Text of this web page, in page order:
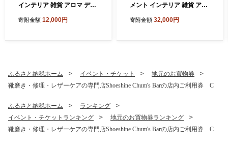
インテリア 雑貨 アロマ ディ
グランス 小鳥 置物 オブジェ
寄附金額 12,000円
メント インテリア 雑貨 アー
花 海 夏 マリンスタイル 木製
寄附金額 32,000円
ふるさと納税ホーム イベント・チケット
地元のお買物券
靴磨き・修理・レザーケアの専門店Shoeshine Chum's Barの店内ご利用券 C
ふるさと納税ホーム
ランキング
イベント・チケットランキング
地元のお買物券ランキング
靴磨き・修理・レザーケアの専門店Shoeshine Chum's Barの店内ご利用券 C